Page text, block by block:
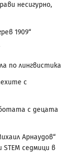
несигурно,
1909“
по лингвистика
с
с децата
Арнаудов“
седмици в